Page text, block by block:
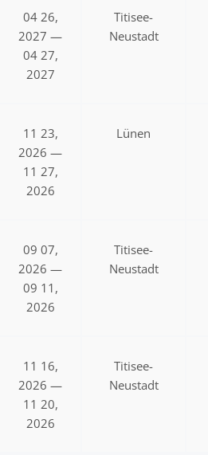
04 26,
2027 —
04 27,
2027
Titisee-
Neustadt
11 23,
2026 —
11 27,
2026
Lünen
09 07,
2026 —
09 11,
2026
Titisee-
Neustadt
11 16,
2026 —
11 20,
2026
Titisee-
Neustadt